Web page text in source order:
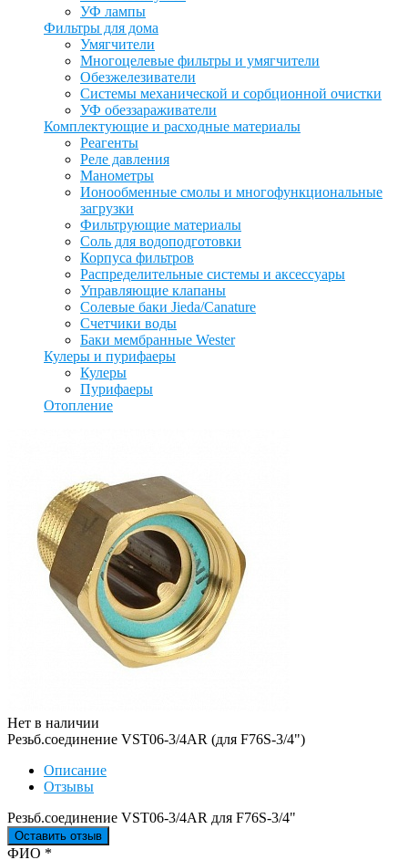
УФ лампы
Фильтры для дома
Умягчители
Многоцелевые фильтры и умягчители
Обезжелезиватели
Системы механической и сорбционной очистки
УФ обеззараживатели
Комплектующие и расходные материалы
Реагенты
Реле давления
Манометры
Ионообменные смолы и многофункциональные
загрузки
Фильтрующие материалы
Соль для водоподготовки
Корпуса фильтров
Распределительные системы и аксессуары
Управляющие клапаны
Солевые баки Jieda/Canature
Счетчики воды
Баки мембранные Wester
Кулеры и пурифаеры
Кулеры
Пурифаеры
Отопление
Нет в наличии
Резьб.соединение VST06-3/4AR (для F76S-3/4")
Описание
Отзывы
Резьб.соединение VST06-3/4AR для F76S-3/4"
Оставить отзыв
Ваш отзыв был отправлен!
ФИО *